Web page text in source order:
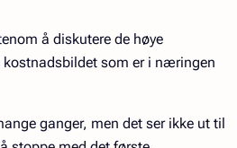
å diskutere de høye
kostnadsbildet som er i næringen
ganger, men det ser ikke ut til